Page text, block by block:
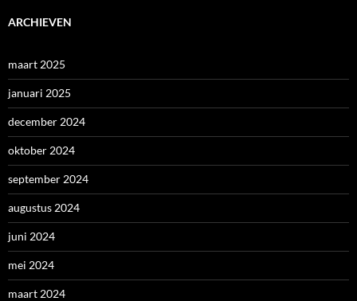
ARCHIEVEN
maart 2025
januari 2025
december 2024
oktober 2024
september 2024
augustus 2024
juni 2024
mei 2024
maart 2024